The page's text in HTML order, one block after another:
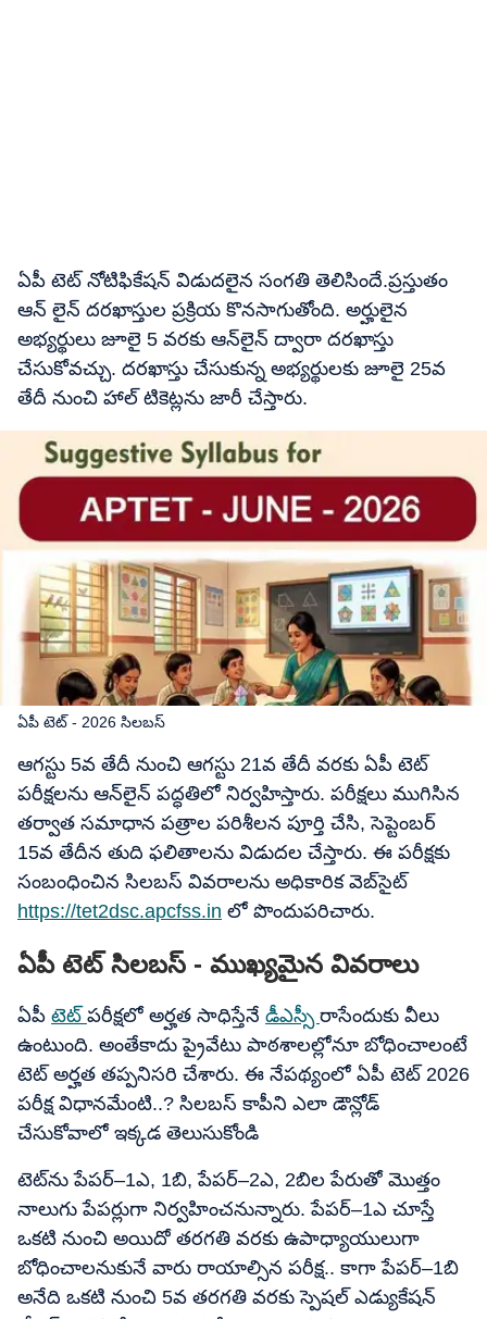
ఏపీ టెట్ నోటిఫికేషన్ విడుదలైన సంగతి తెలిసిందే.ప్రస్తుతం
ఆన్ లైన్ దరఖాస్తుల ప్రక్రియ కొనసాగుతోంది. అర్హులైన
అభ్యర్థులు జూలై 5 వరకు ఆన్‌లైన్ ద్వారా దరఖాస్తు
చేసుకోవచ్చు. దరఖాస్తు చేసుకున్న అభ్యర్థులకు జూలై 25వ
తేదీ నుంచి హాల్ టికెట్లను జారీ చేస్తారు.
ఏపీ టెట్ - 2026 సిలబస్
ఆగస్టు 5వ తేదీ నుంచి ఆగస్టు 21వ తేదీ వరకు ఏపీ టెట్
పరీక్షలను ఆన్‌లైన్ పద్ధతిలో నిర్వహిస్తారు. పరీక్షలు ముగిసిన
తర్వాత సమాధాన పత్రాల పరిశీలన పూర్తి చేసి, సెప్టెంబర్
15వ తేదీన తుది ఫలితాలను విడుదల చేస్తారు. ఈ పరీక్షకు
సంబంధించిన సిలబస్ వివరాలను అధికారిక వెబ్‌సైట్
https://tet2dsc.apcfss.in లో పొందుపరిచారు.
ఏపీ టెట్ సిలబస్ - ముఖ్యమైన వివరాలు
ఏపీ టెట్ పరీక్షలో అర్హత సాధిస్తేనే డీఎస్సీ రాసేందుకు వీలు
ఉంటుంది. అంతేకాదు ప్రైవేటు పాఠశాలల్లోనూ బోధించాలంటే
టెట్ అర్హత తప్పనిసరి చేశారు. ఈ నేపథ్యంలో ఏపీ టెట్ 2026
పరీక్ష విధానమేంటి..? సిలబస్ కాపీని ఎలా డౌన్లోడ్
చేసుకోవాలో ఇక్కడ తెలుసుకోండి
టెట్‌ను పేపర్‌–1ఎ, 1బి, పేపర్‌–2ఎ, 2బిల పేరుతో మొత్తం
నాలుగు పేపర్లుగా నిర్వహించనున్నారు. పేపర్‌–1ఎ చూస్తే
ఒకటి నుంచి అయిదో తరగతి వరకు ఉపాధ్యాయులుగా
బోధించాలనుకునే వారు రాయాల్సిన పరీక్ష.. కాగా పేపర్‌–1బి
అనేది ఒకటి నుంచి 5వ తరగతి వరకు స్పెషల్‌ ఎడ్యుకేషన్‌